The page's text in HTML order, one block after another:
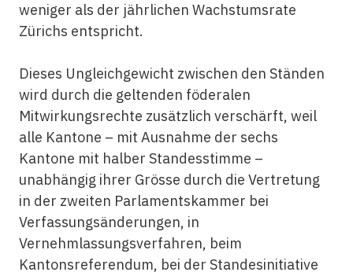
weniger als der jährlichen Wachstumsrate
Zürichs entspricht.
Dieses Ungleichgewicht zwischen den Ständen
wird durch die geltenden föderalen
Mitwirkungsrechte zusätzlich verschärft, weil
alle Kantone – mit Ausnahme der sechs
Kantone mit halber Standesstimme –
unabhängig ihrer Grösse durch die Vertretung
in der zweiten Parlamentskammer bei
Verfassungsänderungen, in
Vernehmlassungsverfahren, beim
Kantonsreferendum, bei der Standesinitiative